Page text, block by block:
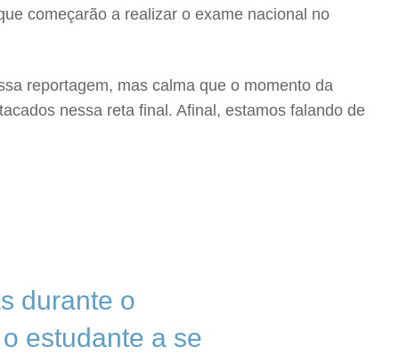
começarão a realizar o exame nacional no
reportagem, mas calma que o momento da
nessa reta final. Afinal, estamos falando de
durante o
estudante a se